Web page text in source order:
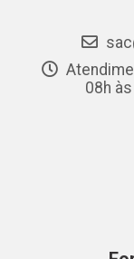
08h